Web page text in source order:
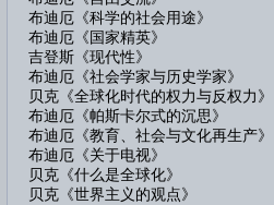
布迪厄《科学的社会用途》
布迪厄《国家精英》
吉登斯《现代性》
布迪厄《社会学家与历史学家》
贝克《全球化时代的权力与反权力》
布迪厄《帕斯卡尔式的沉思》
布迪厄《教育、社会与文化再生产》
布迪厄《关于电视》
贝克《什么是全球化》
贝克《世界主义的观点》